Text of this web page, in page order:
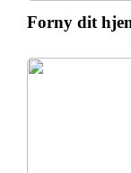
Forny dit